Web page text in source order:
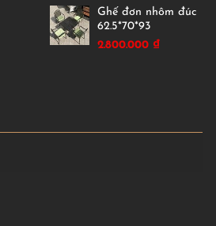
Ghế đơn nhôm đúc
62.5*70*93
2.800.000 ₫